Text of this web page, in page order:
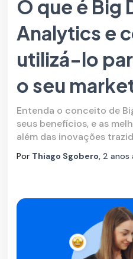
O que é Big
Analytics e
utilizá-lo
o seu
Entenda o conceito de
seus benefícios, e as
além das inovações
Por Thiago Sgobero, 2 anos